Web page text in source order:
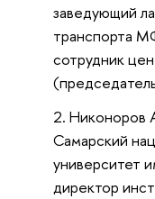
заведующий
транспорта
сотрудник
Никоноров
Самарский
университет
директор